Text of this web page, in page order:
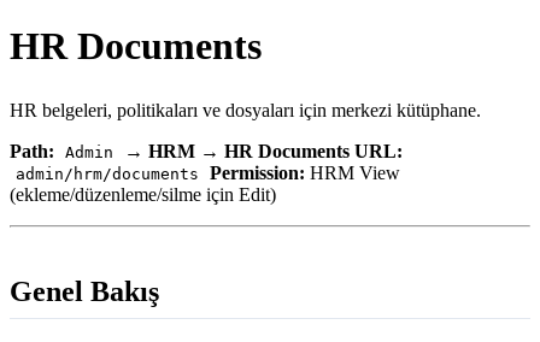
HR Documents
HR belgeleri, politikaları ve dosyaları için merkezi kütüphane.
Path:
Admin →HRM →HR Documents URL:
admin/hrm/documents Permission: HRM View
(ekleme/düzenleme/silme için Edit)
Genel Bakış